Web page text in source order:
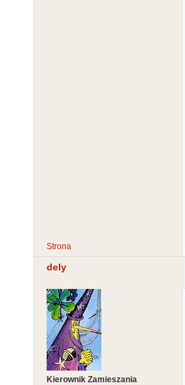
Strona
dely
Kierownik Zamieszania